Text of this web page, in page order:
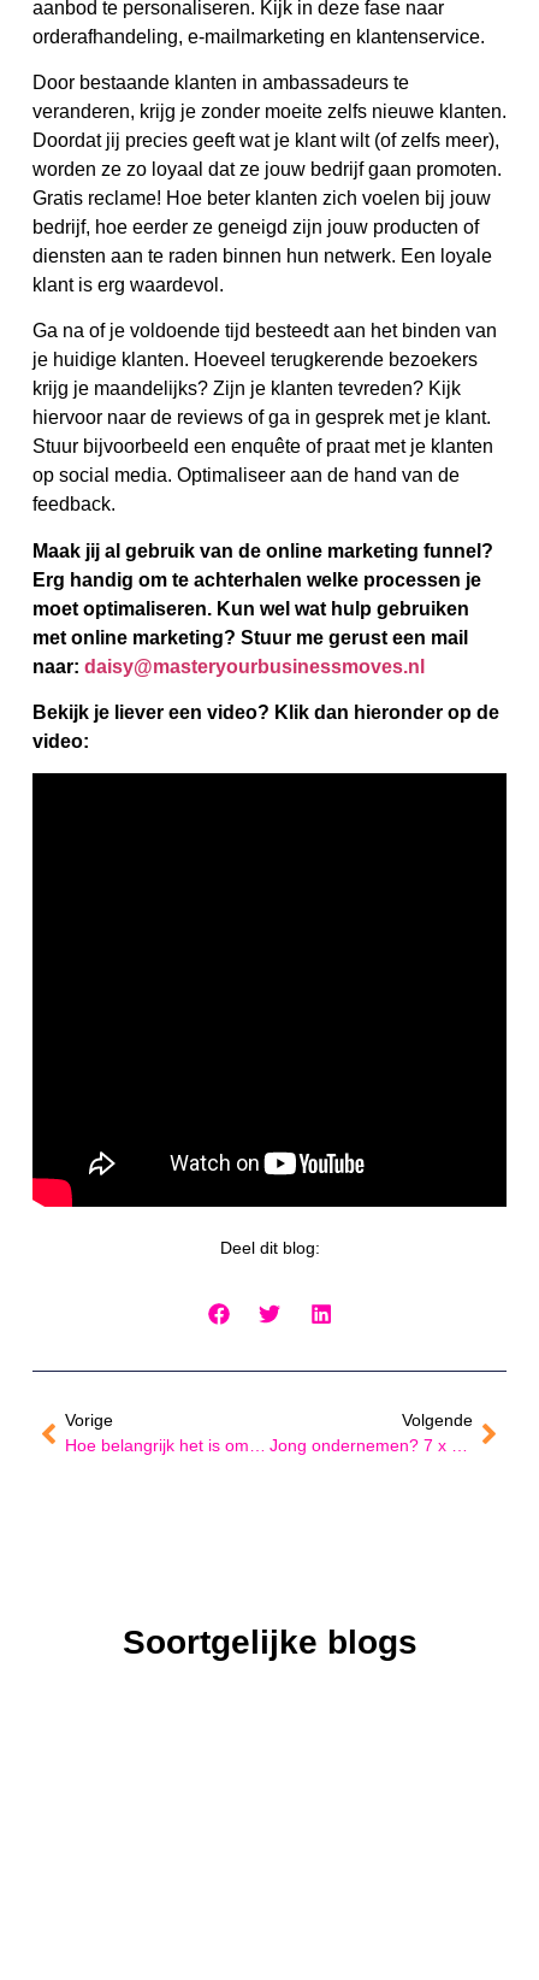
aanbod te personaliseren. Kijk in deze fase naar
orderafhandeling, e-mailmarketing en klantenservice.
Door bestaande klanten in ambassadeurs te
veranderen, krijg je zonder moeite zelfs nieuwe klanten.
Doordat jij precies geeft wat je klant wilt (of zelfs meer),
worden ze zo loyaal dat ze jouw bedrijf gaan promoten.
Gratis reclame! Hoe beter klanten zich voelen bij jouw
bedrijf, hoe eerder ze geneigd zijn jouw producten of
diensten aan te raden binnen hun netwerk. Een loyale
klant is erg waardevol.
Ga na of je voldoende tijd besteedt aan het binden van
je huidige klanten. Hoeveel terugkerende bezoekers
krijg je maandelijks? Zijn je klanten tevreden? Kijk
hiervoor naar de reviews of ga in gesprek met je klant.
Stuur bijvoorbeeld een enquête of praat met je klanten
op social media. Optimaliseer aan de hand van de
feedback.
Maak jij al gebruik van de online marketing funnel?
Erg handig om te achterhalen welke processen je
moet optimaliseren. Kun wel wat hulp gebruiken
met online marketing? Stuur me gerust een mail
naar: daisy@masteryourbusinessmoves.nl
Bekijk je liever een video? Klik dan hieronder op de
video:
Deel dit blog:
Vorige
Volgende
Soortgelijke blogs